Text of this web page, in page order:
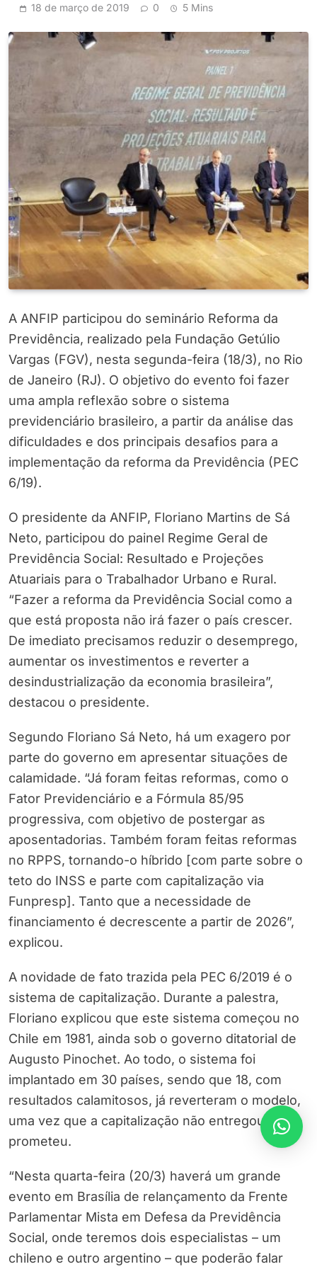
18 de março de 2019 0 5 Mins
A ANFIP participou do seminário Reforma da
Previdência, realizado pela Fundação Getúlio
Vargas (FGV), nesta segunda-feira (18/3), no Rio
de Janeiro (RJ). O objetivo do evento foi fazer
uma ampla reflexão sobre o sistema
previdenciário brasileiro, a partir da análise das
dificuldades e dos principais desafios para a
implementação da reforma da Previdência (PEC
6/19).
O presidente da ANFIP, Floriano Martins de Sá
Neto, participou do painel Regime Geral de
Previdência Social: Resultado e Projeções
Atuariais para o Trabalhador Urbano e Rural.
“Fazer a reforma da Previdência Social como a
que está proposta não irá fazer o país crescer.
De imediato precisamos reduzir o desemprego,
aumentar os investimentos e reverter a
desindustrialização da economia brasileira”,
destacou o presidente.
Segundo Floriano Sá Neto, há um exagero por
parte do governo em apresentar situações de
calamidade. “Já foram feitas reformas, como o
Fator Previdenciário e a Fórmula 85/95
progressiva, com objetivo de postergar as
aposentadorias. Também foram feitas reformas
no RPPS, tornando-o híbrido [com parte sobre o
teto do INSS e parte com capitalização via
Funpresp]. Tanto que a necessidade de
financiamento é decrescente a partir de 2026”,
explicou.
A novidade de fato trazida pela PEC 6/2019 é o
sistema de capitalização. Durante a palestra,
Floriano explicou que este sistema começou no
Chile em 1981, ainda sob o governo ditatorial de
Augusto Pinochet. Ao todo, o sistema foi
implantado em 30 países, sendo que 18, com
resultados calamitosos, já reverteram o modelo,
uma vez que a capitalização não entregou o que
prometeu.
“Nesta quarta-feira (20/3) haverá um grande
evento em Brasília de relançamento da Frente
Parlamentar Mista em Defesa da Previdência
Social, onde teremos dois especialistas – um
chileno e outro argentino – que poderão falar